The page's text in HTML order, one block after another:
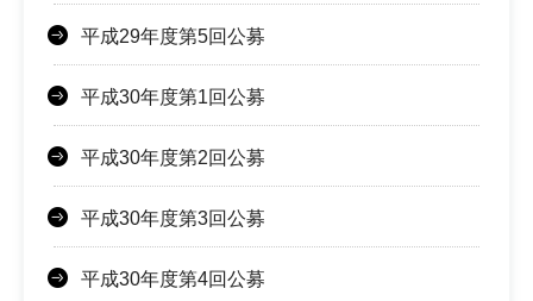
平成29年度第5回公募
平成30年度第1回公募
平成30年度第2回公募
平成30年度第3回公募
平成30年度第4回公募